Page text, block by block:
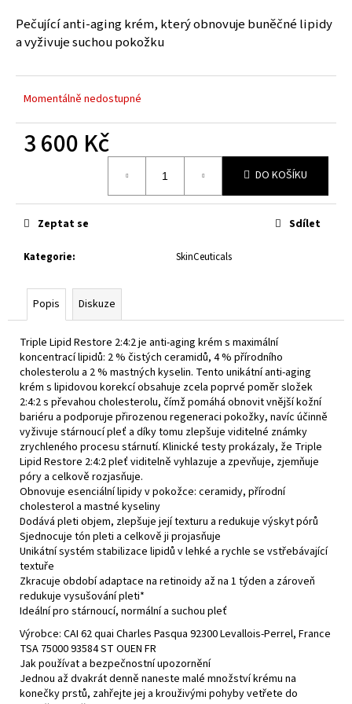
Pečující anti-aging krém, který obnovuje buněčné lipidy
a vyživuje suchou pokožku
Momentálně nedostupné
3 600 Kč
DO KOŠÍKU
Kategorie: SkinCeuticals
Zeptat se Sdílet
Popis Diskuze
Triple Lipid Restore 2:4:2 je anti-aging krém s maximální
koncentrací lipidů: 2 % čistých ceramidů, 4 % přírodního
cholesterolu a 2 % mastných kyselin. Tento unikátní anti-aging
krém s lipidovou korekcí obsahuje zcela poprvé poměr složek
2:4:2 s převahou cholesterolu, čímž pomáhá obnovit vnější kožní
bariéru a podporuje přirozenou regeneraci pokožky, navíc účinně
vyživuje stárnoucí pleť a díky tomu zlepšuje viditelné známky
zrychleného procesu stárnutí. Klinické testy prokázaly, že Triple
Lipid Restore 2:4:2 pleť viditelně vyhlazuje a zpevňuje, zjemňuje
póry a celkově rozjasňuje.
Obnovuje esenciální lipidy v pokožce: ceramidy, přírodní
cholesterol a mastné kyseliny
Dodává pleti objem, zlepšuje její texturu a redukuje výskyt pórů
Sjednocuje tón pleti a celkově ji projasňuje
Unikátní systém stabilizace lipidů v lehké a rychle se vstřebávající
textuře
Zkracuje období adaptace na retinoidy až na 1 týden a zároveň
redukuje vysušování pleti*
Ideální pro stárnoucí, normální a suchou pleť
Výrobce: CAI 62 quai Charles Pasqua 92300 Levallois-Perrel, France
TSA 75000 93584 ST OUEN FR
Jak používat a bezpečnostní upozornění
Jednou až dvakrát denně naneste malé množství krému na
konečky prstů, zahřejte jej a krouživými pohyby vetřete do
a
j
t
?
HLEDAT
D
r
u
č
u
j
e
m
e
ANTIOXIDANT
LIP
REPAIR
1
200
Kč